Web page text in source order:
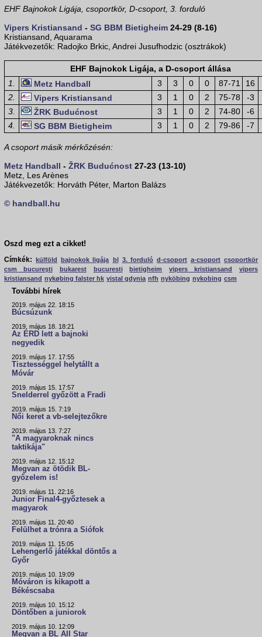
EHF Bajnokok Ligája, csoportkör, D-csoport, 3. forduló
Vipers Kristiansand - SG BBM Bietigheim 24-29 (8-16)
Kristiansand, Aquarama
Játékvezetők: Radojko Brkic, Andrei Jusufhodzic (osztrákok)
EHF Bajnokok Ligája, a D-csoport állása
1.
Metz Handball 3 3 0 0 87-71
16
2.
Vipers Kristiansand 3 1 0 2 75-78
-3
3.
ŽRK Budućnost 3 1 0 2 74-80
-6
4.
SG BBM Bietigheim 3 1 0 2 79-86 -7
A csoport másik mérkőzésén:
Metz Handball - ŽRK Budućnost 27-23 (13-10)
Metz, Les Arènes
Játékvezetők: Horváth Péter, Marton Balázs
© handball.hu
Oszd meg ezt a cikket!
Címkék: külföld bajnokok ligája bl 3. forduló d-csoport a-csoport csoportkör
csm bucureşti
bukarest bucuresti bietigheim vipers kristiansand
vipers
kristiansand nykøbing falster hk vistal gdynia nfh nyköbing nykobing csm
További hírek
2019. május 22. 18:15
Búcsúzunk
2019. május 18. 18:21
Az ÉRD lett a bajnoki
negyedik
2019. május 17. 17:55
Tisztességgel helytállt a
Móvár
2019. május 15. 17:57
Snelderrel győzött a Fradi
2019. május 15. 7:19
Női keret a vb-selejtezőkre
2019. május 13. 7:27
"A magyaroknak nincs
taktikája"
2019. május 12. 15:12
Megvan az ötödik BL-
győzelem is!
2019. május 11. 22:16
Junior Final4-győztesek a
magyarok
2019. május 11. 20:40
Felülhet a trónra a Siófok
2019. május 11. 15:05
Lehengerlő játékkal döntős a
Győr
2019. május 10. 19:09
Móváron is kikapott a
Békéscsaba
2019. május 10. 15:12
Döntőben a juniorok
2019. május 10. 12:09
Megvan a BL All Star